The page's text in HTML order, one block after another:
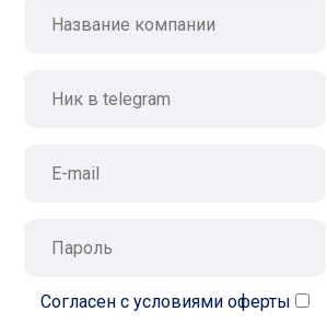
Согласен с условиями оферты